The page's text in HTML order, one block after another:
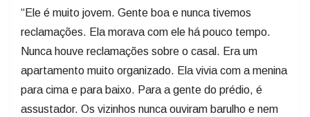
“Ele é muito jovem. Gente boa e nunca tivemos
reclamações. Ela morava com ele há pouco tempo.
Nunca houve reclamações sobre o casal. Era um
apartamento muito organizado. Ela vivia com a menina
para cima e para baixo. Para a gente do prédio, é
assustador. Os vizinhos nunca ouviram barulho e nem